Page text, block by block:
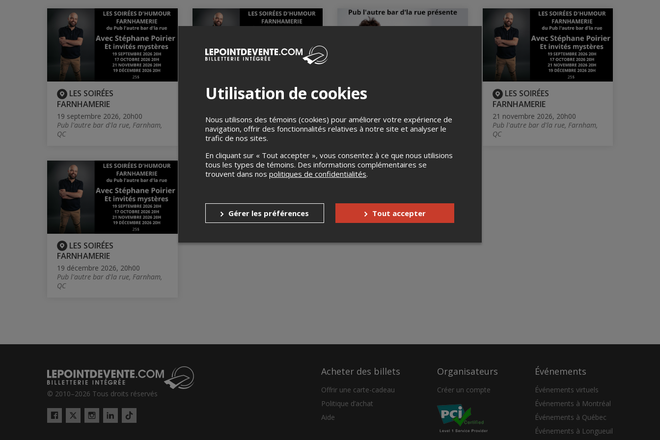
LES SOIRÉES
FARNHAMERIE
19 septembre 2026, 20h00
Pub l'autre bar d'la rue, Farnham,
QC
LES SOIRÉES
17 octobre 2026, 20h00
Pub l'autre bar d'la rue, Farnham,
QC
DERRICK FRENETTE - MI-
13 novembre 2026, 20h00
Pub l'autre bar d'la rue, Farnham,
QC
LES SOIRÉES
FARNHAMERIE
21 novembre 2026, 20h00
Pub l'autre bar d'la rue, Farnham,
QC
LES SOIRÉES
FARNHAMERIE
19 décembre 2026, 20h00
Pub l'autre bar d'la rue, Farnham,
QC
© 2010–2026 Tous droits réservés
Facebook
Twitter
InstagramLinkedIn
Tiktok
Acheter des billets
Offrir une carte-cadeau
Politique d’achat
Aide
Organisateurs
Créer un compte
Événements
Événements virtuels
Événements à Montréal
Événements à Québec
Événements à Longueuil
Utilisation de cookies
Nous utilisons des témoins (cookies) pour améliorer votre expérience de
navigation, offrir des fonctionnalités relatives à notre site et analyser le
trafic de nos sites.
En cliquant sur « Tout accepter », vous consentez à ce que nous utilisions
tous les types de témoins. Des informations complémentaires se
trouvent dans nos politiques de confidentialités.
Gérer les préférences Tout accepter